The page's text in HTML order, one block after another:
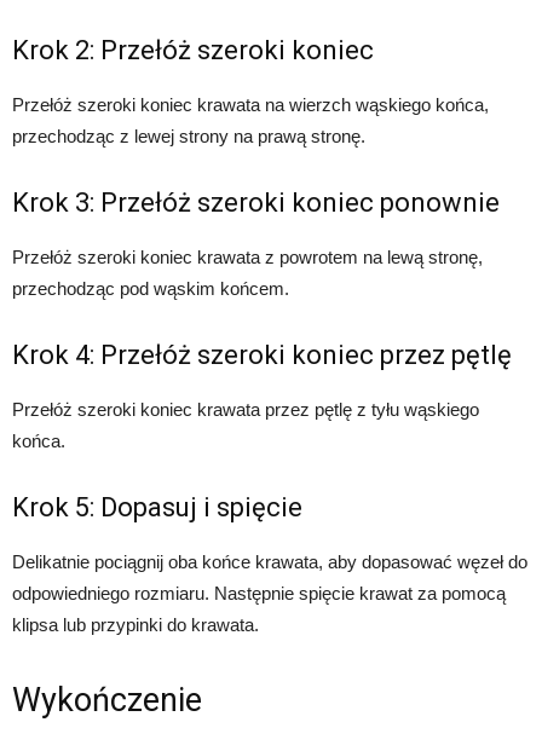
Krok 2: Przełóż szeroki koniec
Przełóż szeroki koniec krawata na wierzch wąskiego końca,
przechodząc z lewej strony na prawą stronę.
Krok 3: Przełóż szeroki koniec ponownie
Przełóż szeroki koniec krawata z powrotem na lewą stronę,
przechodząc pod wąskim końcem.
Krok 4: Przełóż szeroki koniec przez pętlę
Przełóż szeroki koniec krawata przez pętlę z tyłu wąskiego
końca.
Krok 5: Dopasuj i spięcie
Delikatnie pociągnij oba końce krawata, aby dopasować węzeł do
odpowiedniego rozmiaru. Następnie spięcie krawat za pomocą
klipsa lub przypinki do krawata.
Wykończenie